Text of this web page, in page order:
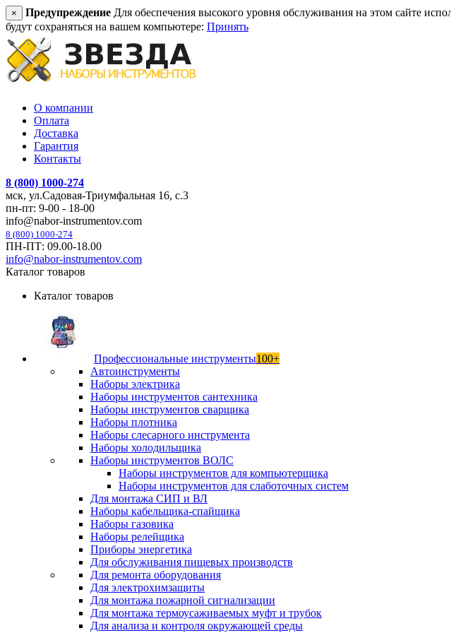
× Предупреждение Для обеспечения высокого уровня обслуживания на этом сайте
будут сохраняться на вашем компьютере: Принять
О компании
Оплата
Доставка
Гарантия
Контакты
8 (800) 1000-274
мск, ул.Садовая-Триумфальная 16, с.3
пн-пт: 9-00 - 18-00
info@nabor-instrumentov.com
8 (800) 1000-274
ПН-ПТ: 09.00-18.00
info@nabor-instrumentov.com
Каталог товаров
Каталог товаров
Профессиональные инструменты100+
Автоинструменты
Наборы электрика
Наборы инструментов сантехника
Наборы инструментов сварщика
Наборы плотника
Наборы слесарного инструмента
Наборы холодильщика
Наборы инструментов ВОЛС
Наборы инструментов для компьютерщика
Наборы инструментов для слаботочных систем
Для монтажа СИП и ВЛ
Наборы кабельщика-спайщика
Наборы газовика
Наборы релейщика
Приборы энергетика
Для обслуживания пищевых производств
Для ремонта оборудования
Для электрохимзащиты
Для монтажа пожарной сигнализации
Для монтажа термоусаживаемых муфт и трубок
Для анализа и контроля окружающей среды